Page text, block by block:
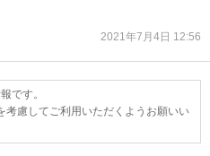
2021年7月4日 12:56
です。
考慮してご利用いただくようお願いい